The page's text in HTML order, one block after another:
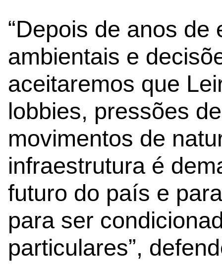
“Depois de anos
ambientais e
aceitaremos que
lobbies, pressões
movimentos de
infraestrutura é
futuro do país e
para ser
particulares”,